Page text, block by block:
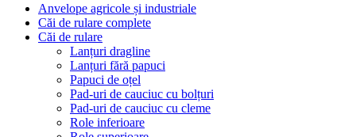
Anvelope agricole și industriale
Căi de rulare complete
Căi de rulare
Lanțuri dragline
Lanțuri fără papuci
Papuci de oțel
Pad-uri de cauciuc cu bolțuri
Pad-uri de cauciuc cu cleme
Role inferioare